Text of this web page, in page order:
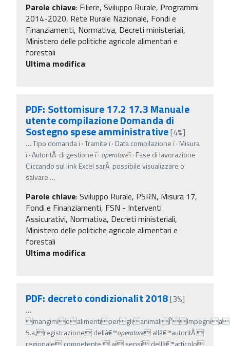
Parole chiave: Filiere, Sviluppo Rurale, Programmi
2014-2020, Rete Rurale Nazionale, Fondi e
Finanziamenti, Normativa, Decreti ministeriali,
Ministero delle politiche agricole alimentari e
forestali
Ultima modifica:
PDF: Sottomisure 17.2 17.3 Manuale
utente compilazione Domanda di
Sostegno spese amministrative[4%]
…Tipo domanda ï‚· Tramite ï‚· Data compilazione ï‚· Misura
ï‚· AutoritÃ di gestione ï‚· operatoreï‚· Fase di lavorazione
Cliccando sul link Excel sarÃ possibile visualizzare o
salvare …
Parole chiave: Sviluppo Rurale, PSRN, Misura 17,
Fondi e Finanziamenti, FSN - Interventi
Assicurativi, Normativa, Decreti ministeriali,
Ministero delle politiche agricole alimentari e
forestali
Ultima modifica:
PDF: decreto condizionalit 2018[3%]
…
5.a.registrazione dellâ€™operatore allâ€™autoritÃ 
regionale competente, ai sensi dellâ€™articolo